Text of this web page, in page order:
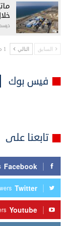
خلال
ديسمبر
السابق التالي 1 من 2٬329
فيس بوك
تابعنا على
Facebook
Twitter
Youtube